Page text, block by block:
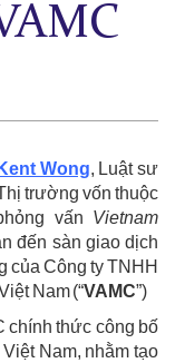
Wong, Luật sư
trường vốn thuộc
vấn Vietnam
đến sàn giao dịch
của Công ty TNHH
Nam (“VAMC”)
chính thức công bố
Nam, nhằm tạo